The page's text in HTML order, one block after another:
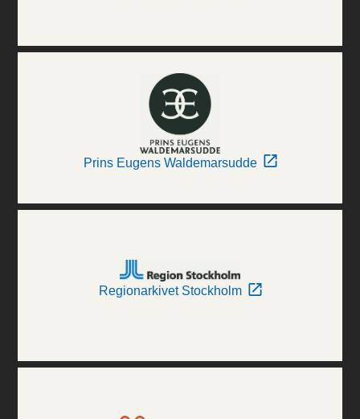
Prins Eugens Waldemarsudde
Regionarkivet Stockholm